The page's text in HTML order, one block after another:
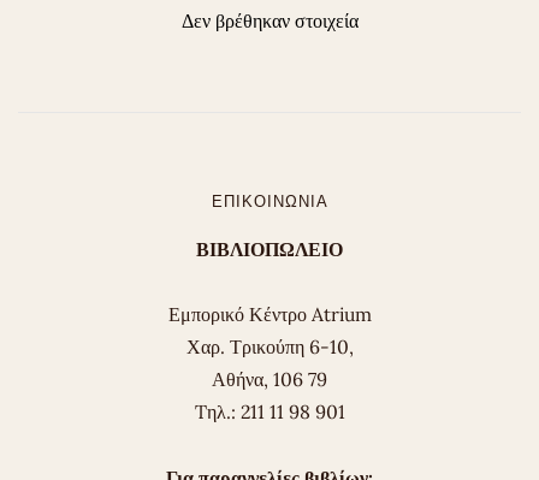
Δεν βρέθηκαν στοιχεία
ΕΠΙΚΟΙΝΩΝΊΑ
ΒΙΒΛΙΟΠΩΛΕΙΟ
Εμπορικό Κέντρο Atrium
Χαρ. Τρικούπη 6-10,
Αθήνα, 106 79
Tηλ.: 211 11 98 901